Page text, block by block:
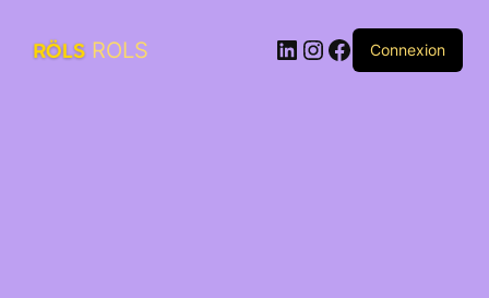
ROLS LinkedIn
Instagram
Facebook
Connexion